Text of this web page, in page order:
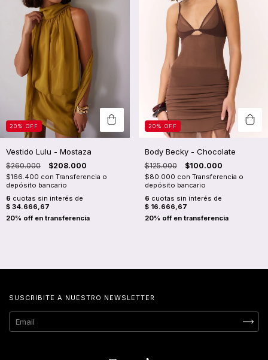
20% OFF
Vestido Lulu - Mostaza
$260.000 $208.000
$166.400 con Transferencia o
depósito bancario
6 cuotas sin interés de
$ 34.666,67
20% OFF
Body Becky - Chocolate
$125.000 $100.000
$80.000 con Transferencia o
depósito bancario
6 cuotas sin interés de
$ 16.666,67
SUSCRIBITE A NUESTRO NEWSLETTER